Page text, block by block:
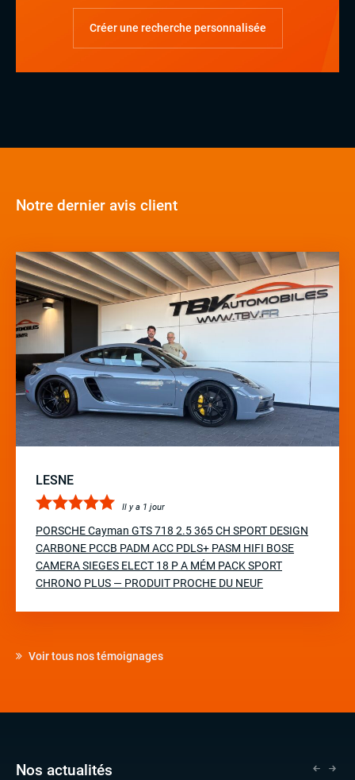
Créer une recherche personnalisée
Notre dernier avis client
LESNE
Il y a 1 jour
PORSCHE Cayman GTS 718 2.5 365 CH SPORT DESIGN
CARBONE PCCB PADM ACC PDLS+ PASM HIFI BOSE
CAMERA SIEGES ELECT 18 P A MÉM PACK SPORT
CHRONO PLUS — PRODUIT PROCHE DU NEUF
Voir tous nos témoignages
Nos actualités